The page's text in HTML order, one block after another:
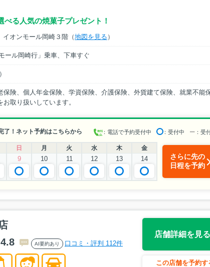
べる人気の焼菓子プレゼント！
オンモール岡崎３階（地図を見る ）
ール岡崎行」乗車、下車すぐ
険、個人年金保険、学資保険、介護保険、外貨建て保険、就業不能保
取り扱いしています。
了！ネット予約はこちらから ：電話で予約受付中 ：受付中 ー ：受
日 月 火 水 木 金
9 10 11 12 13 14
さらに先の
日程を予約
4.8
AI要約あり 口コミ・評判 112件
店舗詳細を見る
この店舗を予約す